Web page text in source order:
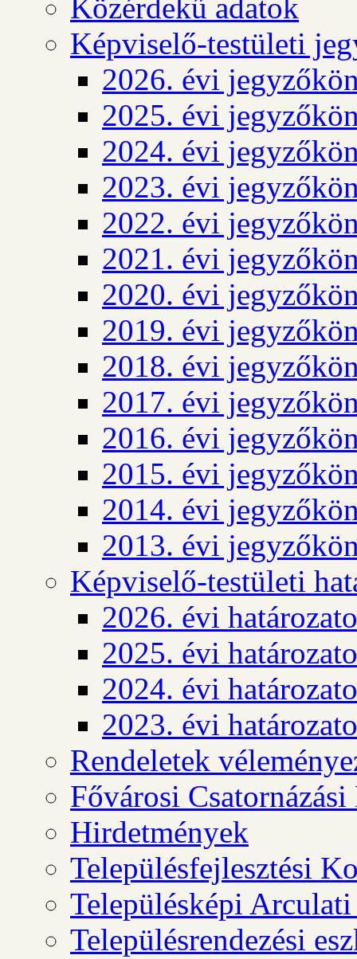
Közérdekű adatok
Képviselő-testületi
2026. évi
2025. évi
2024. évi
2023. évi
2022. évi
2021. évi
2020. évi
2019. évi
2018. évi
2017. évi
2016. évi
2015. évi
2014. évi
2013. évi
Képviselő-testületi
2026. évi
2025. évi
2024. évi
2023. évi
Rendeletek
Fővárosi
Hirdetmények
Településfejlesztési
Településképi
Településrendezési